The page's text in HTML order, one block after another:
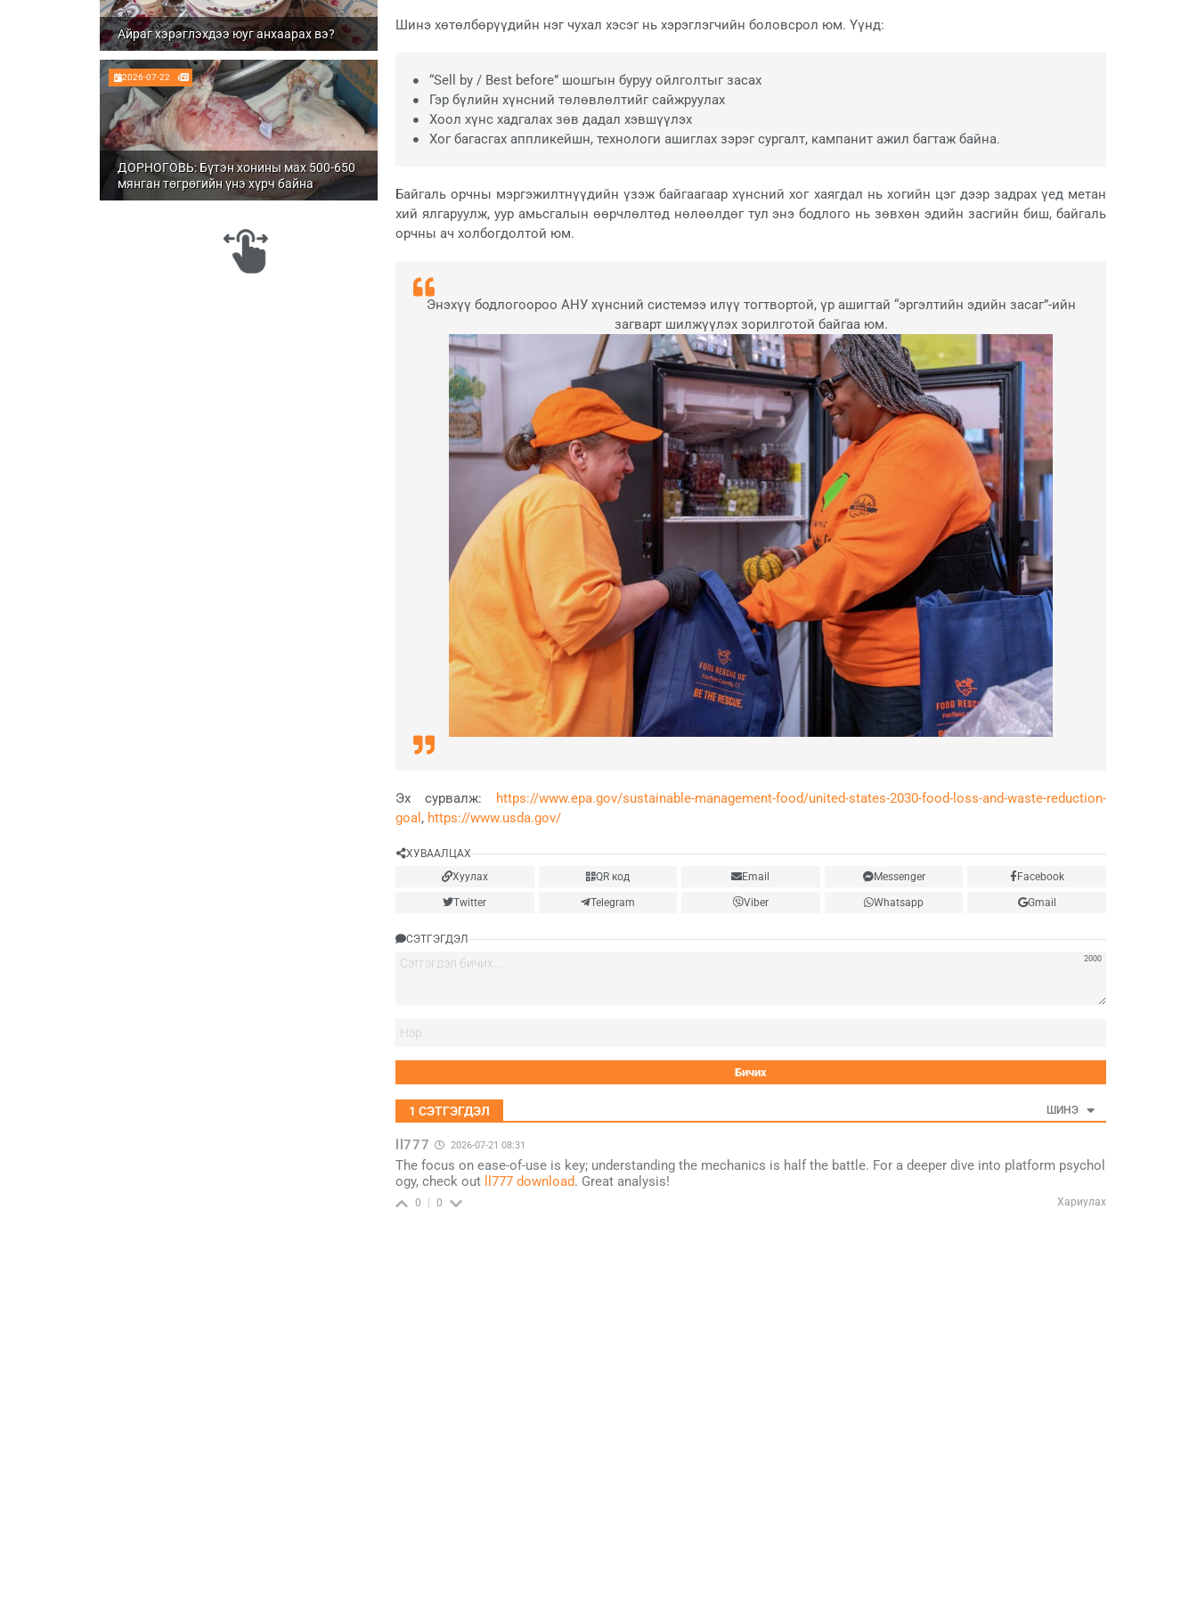
Айраг хэрэглэхдээ юуг анхаарах вэ?
2026-07-22
ДОРНОГОВЬ: Бүтэн хонины мах 500-650
мянган төгрөгийн үнэ хүрч байна
Шинэ хөтөлбөрүүдийн нэг чухал хэсэг нь хэрэглэгчийн боловсрол юм. Үүнд:
“Sell by / Best before” шошгын буруу ойлголтыг засах
Гэр бүлийн хүнсний төлөвлөлтийг сайжруулах
Хоол хүнс хадгалах зөв дадал хэвшүүлэх
Хог багасгах аппликейшн, технологи ашиглах зэрэг сургалт, кампанит ажил багтаж байна.
Байгаль орчны мэргэжилтнүүдийн үзэж байгаагаар хүнсний хог хаягдал нь хогийн цэг дээр задрах үед метан
хий ялгаруулж, уур амьсгалын өөрчлөлтөд нөлөөлдөг тул энэ бодлого нь зөвхөн эдийн засгийн биш, байгаль
орчны ач холбогдолтой юм.
Энэхүү бодлогоороо АНУ хүнсний системээ илүү тогтвортой, үр ашигтай “эргэлтийн эдийн засаг”-ийн
загварт шилжүүлэх зорилготой байгаа юм.
Эх сурвалж:
https://www.epa.gov/sustainable-management-food/united-states-2030-food-loss-and-waste-reduction-
goal , https://www.usda.gov/
ХУВААЛЦАХ
Хуулах
QR код Email Messenger Facebook
Twitter Telegram Viber Whatsapp Gmail
СЭТГЭГДЭЛ
2000
1 СЭТГЭГДЭЛ ШИНЭ
ll777 2026-07-21 08:31
The focus on ease-of-use is key; understanding the mechanics is half the battle. For a deeper dive into platform psychol
ogy, check out
ll777 download. Great analysis!
0 0 Хариулах